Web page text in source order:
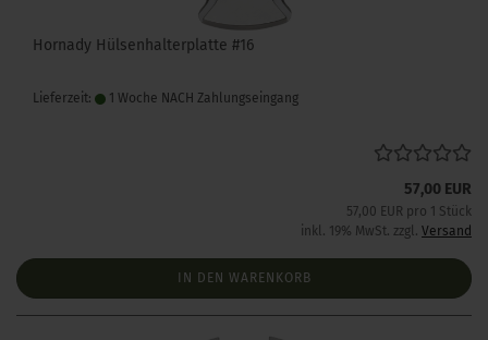
Hornady Hülsenhalterplatte #16
Lieferzeit: 1 Woche NACH Zahlungseingang
57,00 EUR
57,00 EUR pro 1 Stück
inkl. 19% MwSt. zzgl. Versand
IN DEN WARENKORB